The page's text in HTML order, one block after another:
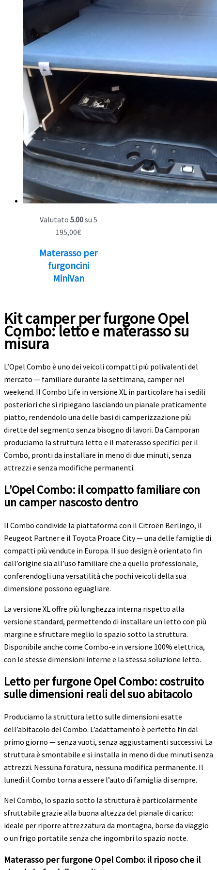
Valutato 5.00su 5
195,00€
Materasso per
furgoncini
MiniVan
Kit camper per furgone Opel
Combo: letto e materasso su
misura
L’Opel Combo è uno dei veicoli compatti più polivalenti del
mercato — familiare durante la settimana, camper nel
weekend. Il Combo Life in versione XL in particolare ha i sedili
posteriori che si ripiegano lasciando un pianale praticamente
piatto, rendendolo una delle basi di camperizzazione più
dirette del segmento senza bisogno di lavori. Da Camporan
produciamo la struttura letto e il materasso specifici per il
Combo, pronti da installare in meno di due minuti, senza
attrezzi e senza modifiche permanenti.
L’Opel Combo: il compatto familiare con
un camper nascosto dentro
Il Combo condivide la piattaforma con il Citroën Berlingo, il
Peugeot Partner e il Toyota Proace City — una delle famiglie di
compatti più vendute in Europa. Il suo design è orientato fin
dall’origine sia all’uso familiare che a quello professionale,
conferendogli una versatilità che pochi veicoli della sua
dimensione possono eguagliare.
La versione XL offre più lunghezza interna rispetto alla
versione standard, permettendo di installare un letto con più
margine e sfruttare meglio lo spazio sotto la struttura.
Disponibile anche come Combo-e in versione 100% elettrica,
con le stesse dimensioni interne e la stessa soluzione letto.
Letto per furgone Opel Combo: costruito
sulle dimensioni reali del suo abitacolo
Produciamo la struttura letto sulle dimensioni esatte
dell’abitacolo del Combo. L’adattamento è perfetto fin dal
primo giorno — senza vuoti, senza aggiustamenti successivi. La
struttura è smontabile e si installa in meno di due minuti senza
attrezzi. Nessuna foratura, nessuna modifica permanente. Il
lunedì il Combo torna a essere l’auto di famiglia di sempre.
Nel Combo, lo spazio sotto la struttura è particolarmente
sfruttabile grazie alla buona altezza del pianale di carico:
ideale per riporre attrezzatura da montagna, borse da viaggio
o un frigo portatile senza che ingombri lo spazio notte.
Materasso per furgone Opel Combo: il riposo che il